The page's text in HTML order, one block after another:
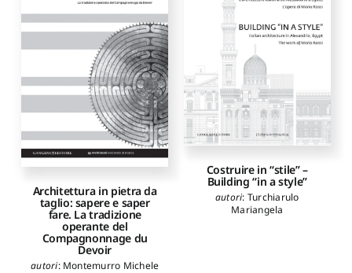
Architettura in pietra da
taglio: sapere e saper
fare. La tradizione
operante del
Compagnonnage du
Devoir
autori: Montemurro Michele
Costruire in “stile” –
Building “in a style”
autori: Turchiarulo
Mariangela